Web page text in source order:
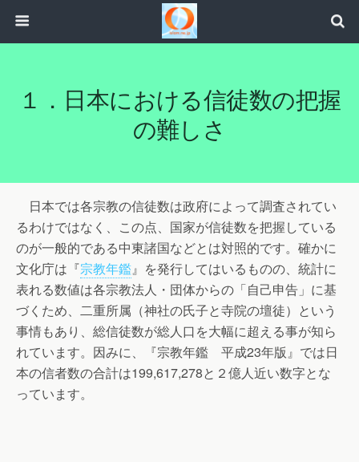
１．日本における信徒数の把握
の難しさ
日本では各宗教の信徒数は政府によって調査されてい
るわけではなく、この点、国家が信徒数を把握している
のが一般的である中東諸国などとは対照的です。確かに
文化庁は『宗教年鑑』を発行してはいるものの、統計に
表れる数値は各宗教法人・団体からの「自己申告」に基
づくため、二重所属（神社の氏子と寺院の壇徒）という
事情もあり、総信徒数が総人口を大幅に超える事が知ら
れています。因みに、『宗教年鑑 平成23年版』では日
本の信者数の合計は199,617,278と２億人近い数字とな
っています。